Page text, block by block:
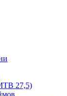
27,5)